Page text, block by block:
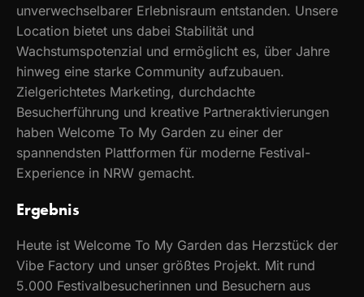
unverwechselbarer Erlebnisraum entstanden. Unsere
Location bietet uns dabei Stabilität und
Wachstumspotenzial und ermöglicht es, über Jahre
hinweg eine starke Community aufzubauen.
Zielgerichtetes Marketing, durchdachte
Besucherführung und kreative Partneraktivierungen
haben Welcome To My Garden zu einer der
spannendsten Plattformen für moderne Festival-
Experience in NRW gemacht.
Ergebnis
Heute ist Welcome To My Garden das Herzstück der
Vibe Factory und unser größtes Projekt. Mit rund
5.000 Festivalbesucherinnen und Besuchern aus